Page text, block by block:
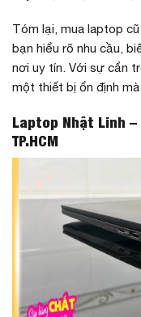
Tóm lại, mua laptop
bạn hiểu rõ nhu cầu,
nơi uy tín. Với sự cẩn
một thiết bị ổn định
Laptop Nhật Linh
TP.HCM